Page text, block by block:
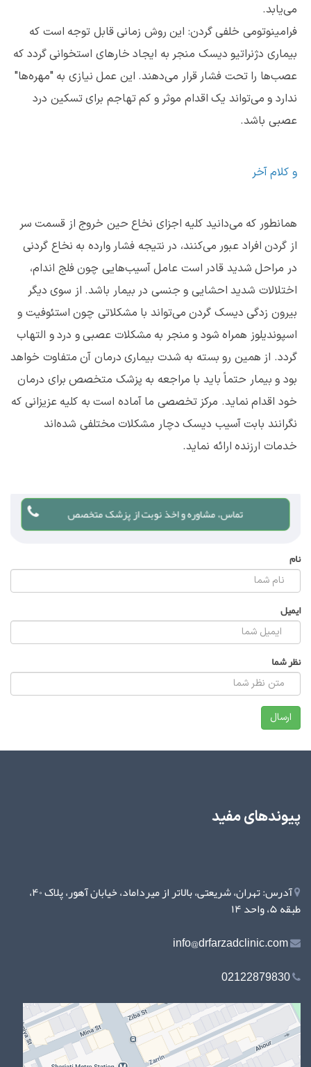
می‌یابد.
فرامینوتومی خلفی گردن: این روش زمانی قابل توجه است که
بیماری دژنراتیو دیسک منجر به ایجاد خارهای استخوانی گردد که
عصب‌ها را تحت فشار قرار می‌دهند. این عمل نیازی به "مهره‌ها"
ندارد و می‌تواند یک اقدام موثر و کم تهاجم برای تسکین درد
عصبی باشد.
و کلام آخر
همانطور که می‌دانید کلیه اجزای نخاع حین خروج از قسمت سر
از گردن افراد عبور می‌کنند، در نتیجه فشار وارده به نخاع گردنی
در مراحل شدید قادر است عامل آسیب‌هایی چون فلج اندام،
اختلالات شدید احشایی و جنسی در بیمار باشد. از سوی دیگر
بیرون زدگی دیسک گردن می‌تواند با مشکلاتی چون استئوفیت و
اسپوندیلوز همراه شود و منجر به مشکلات عصبی و درد و التهاب
گردد. از همین رو بسته به شدت بیماری درمان آن متفاوت خواهد
بود و بیمار حتماً باید با مراجعه به پزشک متخصص برای درمان
خود اقدام نماید. مرکز تخصصی ما آماده است به کلیه عزیزانی که
نگرانند بابت آسیب دیسک دچار مشکلات مختلفی شده‌اند
خدمات ارزنده ارائه نماید.
تماس، مشاوره و اخذ نوبت از پزشک متخصص
نام
ایمیل
نظر شما
پیوندهای مفید
آدرس: تهران، شریعتی، بالاتر از میرداماد، خیابان آهور، پلاک ۴۰،
طبقه ۵، واحد ۱۴
info@drfarzadclinic.com
02122879830